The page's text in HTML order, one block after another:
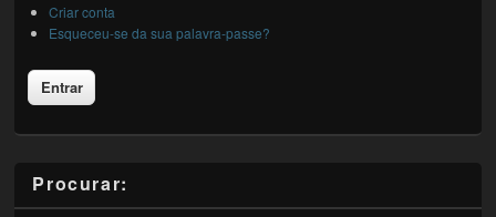
Criar conta
Esqueceu-se da sua palavra-passe?
Procurar: